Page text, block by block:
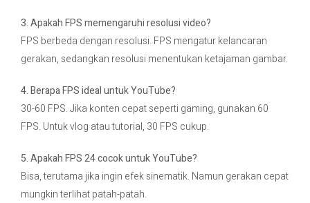
3. Apakah FPS memengaruhi resolusi video?
FPS berbeda dengan resolusi. FPS mengatur kelancaran
gerakan, sedangkan resolusi menentukan ketajaman gambar.
4. Berapa FPS ideal untuk YouTube?
30-60 FPS. Jika konten cepat seperti gaming, gunakan 60
FPS. Untuk vlog atau tutorial, 30 FPS cukup.
5. Apakah FPS 24 cocok untuk YouTube?
Bisa, terutama jika ingin efek sinematik. Namun gerakan cepat
mungkin terlihat patah-patah.